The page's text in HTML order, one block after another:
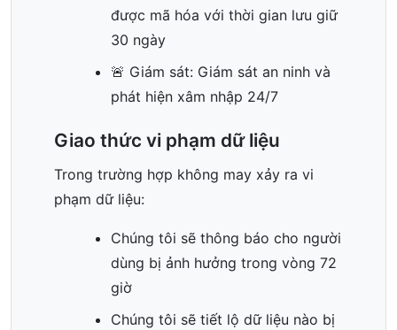
được mã hóa với thời gian lưu giữ
30 ngày
🚨 Giám sát: Giám sát an ninh và
phát hiện xâm nhập 24/7
Giao thức vi phạm dữ liệu
Trong trường hợp không may xảy ra vi
phạm dữ liệu:
Chúng tôi sẽ thông báo cho người
dùng bị ảnh hưởng trong vòng 72
giờ
Chúng tôi sẽ tiết lộ dữ liệu nào bị